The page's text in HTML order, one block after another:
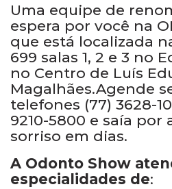
Uma equipe de
espera por você na
que está localizada
699 salas 1, 2 e 3 no
no Centro de Luís
Magalhães.Agende
telefones (77) 3628-
9210-5800 e saía por
sorriso em dias.
A Odonto Show
especialidades de: